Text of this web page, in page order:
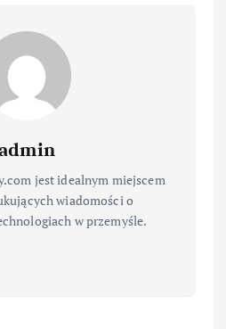
jest idealnym miejscem
wiadomości o
w przemyśle.